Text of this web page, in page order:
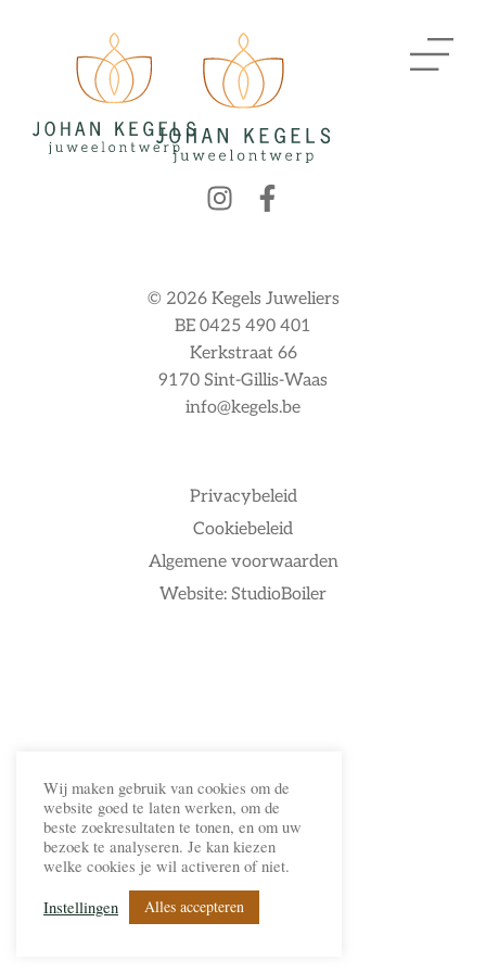
Privacybeleid
Cookiebeleid
Algemene voorwaarden
Website: StudioBoiler
© 2026 Kegels Juweliers
BE 0425 490 401
Kerkstraat 66
9170 Sint-Gillis-Waas
info@kegels.be
Wij maken gebruik van cookies om de
website goed te laten werken, om de
beste zoekresultaten te tonen, en om uw
bezoek te analyseren. Je kan kiezen
welke cookies je wil activeren of niet.
Instellingen
Alles accepteren